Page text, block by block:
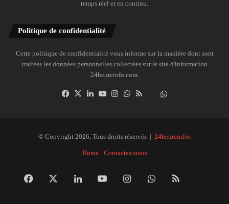
temps réel et en continu.
Politique de confidentialité
Cette politique de confidentialité vous informe sur la manière dont sont
traitées les données personnelles collectées sur le site d'information
24heureinfo.com.
Facebook
X LinkedinYouTubeInstagramWhatsAppDailymotion
© Copyright 2026, Tous droits réservés | 24heureinfos
Home Contactez-nous
Facebook LinkedinYouTubeInstagramWhatsApp
RSS